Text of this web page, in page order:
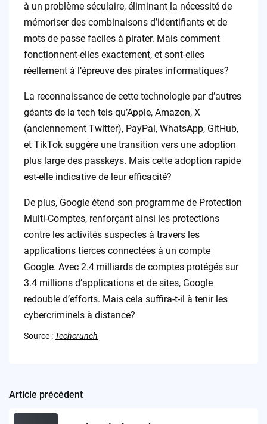
à un problème séculaire, éliminant la nécessité de
mémoriser des combinaisons d’identifiants et de
mots de passe faciles à pirater. Mais comment
fonctionnent-elles exactement, et sont-elles
réellement à l’épreuve des pirates informatiques?
La reconnaissance de cette technologie par d’autres
géants de la tech tels qu’Apple, Amazon, X
(anciennement Twitter), PayPal, WhatsApp, GitHub,
et TikTok suggère une transition vers une adoption
plus large des passkeys. Mais cette adoption rapide
est-elle indicative de leur efficacité?
De plus, Google étend son programme de Protection
Multi-Comptes, renforçant ainsi les protections
contre les activités suspectes à travers les
applications tierces connectées à un compte
Google. Avec 2.4 milliards de comptes protégés sur
3.4 millions d’applications et de sites, Google
redouble d’efforts. Mais cela suffira-t-il à tenir les
cybercriminels à distance?
Source : Techcrunch
Post
navigation
Article précédent